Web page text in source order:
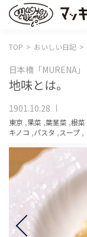
TOP おいしい日記
日本橋「MURENA」
地味とは。
1901.10.28
東京 ,果菜 ,葉茎菜 ,根菜
キノコ ,パスタ ,スープ ,